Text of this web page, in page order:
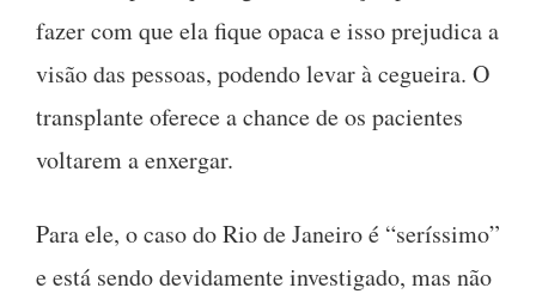
fazer com que ela fique opaca e isso prejudica a
visão das pessoas, podendo levar à cegueira. O
transplante oferece a chance de os pacientes
voltarem a enxergar.
Para ele, o caso do Rio de Janeiro é “seríssimo”
e está sendo devidamente investigado, mas não